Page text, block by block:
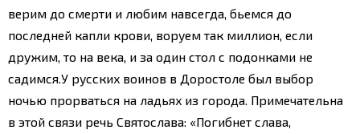
верим до смерти и любим навсегда, бьемся до
последней капли крови, воруем так миллион, если
дружим, то на века, и за один стол с подонками не
садимся.У русских воинов в Доростоле был выбор
ночью прорваться на ладьях из города. Примечательна
в этой связи речь Святослава: «Погибнет слава,